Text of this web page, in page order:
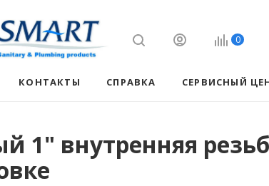
0
КОНТАКТЫ СПРАВКА СЕРВИСНЫЙ
1" внутренняя